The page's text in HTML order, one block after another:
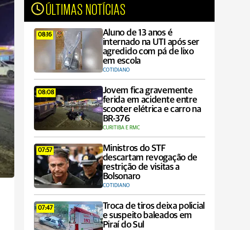
ÚLTIMAS NOTÍCIAS
08:16
Aluno de 13 anos é
internado na UTI após ser
agredido com pá de lixo
em escola
COTIDIANO
08:08
Jovem fica gravemente
ferida em acidente entre
scooter elétrica e carro na
BR-376
CURITIBA E RMC
07:57
Ministros do STF
descartam revogação de
restrição de visitas a
Bolsonaro
COTIDIANO
07:47
Troca de tiros deixa policial
e suspeito baleados em
Piraí do Sul